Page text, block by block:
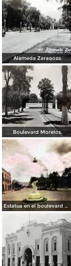
Alameda Zaragoza.
Boulevard Morelos.
Estatua en el boulevard Morelos. ( Circulada el 19 de Noviembre de 1936 ).